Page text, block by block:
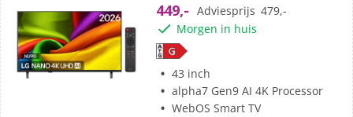
sterren.
449,- Adviesprijs 479,-
Morgen in huis
43 inch
alpha7 Gen9 AI 4K Processor
WebOS Smart TV